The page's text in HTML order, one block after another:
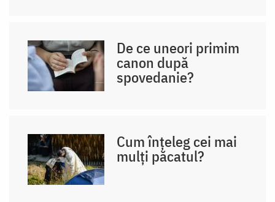
De ce uneori primim
canon după
spovedanie?
Cum înțeleg cei mai
mulți păcatul?